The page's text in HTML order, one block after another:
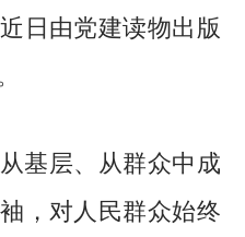
日由党建读物出版
层、从群众中成
，对人民群众始终